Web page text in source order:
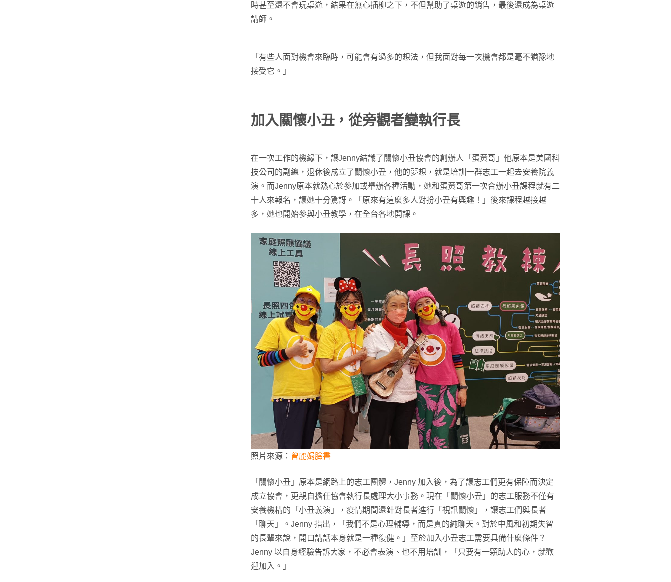
時甚至還不會玩桌遊，結果在無心插柳之下，不但幫助了桌遊的銷售，最後還成為桌遊
講師。
「有些人面對機會來臨時，可能會有過多的想法，但我面對每一次機會都是毫不猶豫地
接受它。」
加入關懷小丑，從旁觀者變執行長
在一次工作的機緣下，讓Jenny結識了關懷小丑協會的創辦人「蛋黃哥」他原本是美國科
技公司的副總，退休後成立了關懷小丑，他的夢想，就是培訓一群志工一起去安養院義
演。而Jenny原本就熱心於參加或舉辦各種活動，她和蛋黃哥第一次合辦小丑課程就有二
十人來報名，讓她十分驚訝。「原來有這麼多人對扮小丑有興趣！」後來課程越接越
多，她也開始參與小丑教學，在全台各地開課。
照片來源： 曾麗娟臉書
「關懷小丑」原本是網路上的志工團體，Jenny 加入後，為了讓志工們更有保障而決定
成立協會，更親自擔任協會執行長處理大小事務。現在「關懷小丑」的志工服務不僅有
安養機構的「小丑義演」，疫情期間還針對長者進行「視訊關懷」，讓志工們與長者
「聊天」。Jenny 指出，「我們不是心理輔導，而是真的純聊天。對於中風和初期失智
的長輩來說，開口講話本身就是一種復健。」至於加入小丑志工需要具備什麼條件？
Jenny 以自身經驗告訴大家，不必會表演、也不用培訓，「只要有一顆助人的心，就歡
迎加入。」